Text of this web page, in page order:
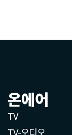
온에어
TV
TV-오디오